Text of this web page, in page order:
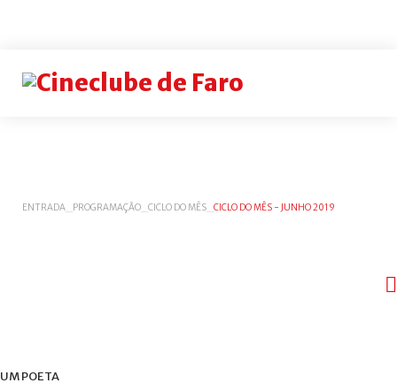
ENTRADA PROGRAMAÇÃO CICLO DO MÊS CICLO DO MÊS - JUNHO 2019
UMPOETA